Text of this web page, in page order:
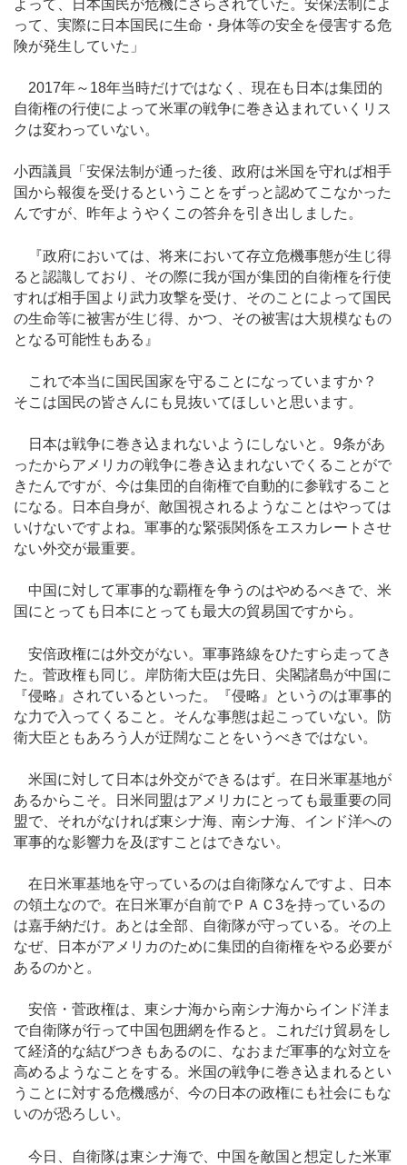
よって、日本国民が危機にさらされていた。安保法制によ
って、実際に日本国民に生命・身体等の安全を侵害する危
険が発生していた」
2017年～18年当時だけではなく、現在も日本は集団的
自衛権の行使によって米軍の戦争に巻き込まれていくリス
クは変わっていない。
小西議員「安保法制が通った後、政府は米国を守れば相手
国から報復を受けるということをずっと認めてこなかった
んですが、昨年ようやくこの答弁を引き出しました。
『政府においては、将来において存立危機事態が生じ得
ると認識しており、その際に我が国が集団的自衛権を行使
すれば相手国より武力攻撃を受け、そのことによって国民
の生命等に被害が生じ得、かつ、その被害は大規模なもの
となる可能性もある』
これで本当に国民国家を守ることになっていますか？
そこは国民の皆さんにも見抜いてほしいと思います。
日本は戦争に巻き込まれないようにしないと。9条があ
ったからアメリカの戦争に巻き込まれないでくることがで
きたんですが、今は集団的自衛権で自動的に参戦すること
になる。日本自身が、敵国視されるようなことはやっては
いけないですよね。軍事的な緊張関係をエスカレートさせ
ない外交が最重要。
中国に対して軍事的な覇権を争うのはやめるべきで、米
国にとっても日本にとっても最大の貿易国ですから。
安倍政権には外交がない。軍事路線をひたすら走ってき
た。菅政権も同じ。岸防衛大臣は先日、尖閣諸島が中国に
『侵略』されているといった。『侵略』というのは軍事的
な力で入ってくること。そんな事態は起こっていない。防
衛大臣ともあろう人が迂闊なことをいうべきではない。
米国に対して日本は外交ができるはず。在日米軍基地が
あるからこそ。日米同盟はアメリカにとっても最重要の同
盟で、それがなければ東シナ海、南シナ海、インド洋への
軍事的な影響力を及ぼすことはできない。
在日米軍基地を守っているのは自衛隊なんですよ、日本
の領土なので。在日米軍が自前でＰＡＣ3を持っているの
は嘉手納だけ。あとは全部、自衛隊が守っている。その上
なぜ、日本がアメリカのために集団的自衛権をやる必要が
あるのかと。
安倍・菅政権は、東シナ海から南シナ海からインド洋ま
で自衛隊が行って中国包囲網を作ると。これだけ貿易をし
て経済的な結びつきもあるのに、なおまだ軍事的な対立を
高めるようなことをする。米国の戦争に巻き込まれるとい
うことに対する危機感が、今の日本の政権にも社会にもな
いのが恐ろしい。
今日、自衛隊は東シナ海で、中国を敵国と想定した米軍